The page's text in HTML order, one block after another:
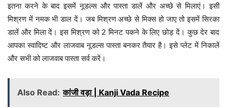
इतना करने के बाद इसमें नूडल्स और पास्ता डालें और अच्छे से मिलाएं। इसी
मिश्रण में नमक भी डाल दें। जब मिश्रण अच्छे से मिक्स हो जाए तो इसमें सिरका
डालें और मिला दें। इस मिश्रण को 2 मिनट पकने के लिए छोड़ दें। कुछ देर बाद
आपका स्वादिष्ट और लाजवाब नूडल्स पास्ता बनकर तैयार है। इसे प्लेट में निकालें
और सभी को लाजवाब पास्ता सर्व करें।
Also Read: कांजी वड़ा | Kanji Vada Recipe